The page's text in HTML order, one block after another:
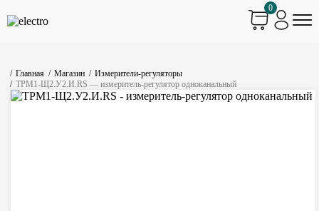
0
Главная Магазин
Измерители-регуляторы
ТРМ1-Щ2.У2.И.RS — измеритель-регулятор одноканальный